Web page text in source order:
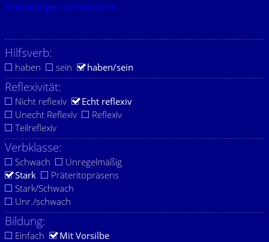
Einstellungen zurücksetzen.
Hilfsverb:
haben sein haben/sein
Reflexivität:
Nicht reflexiv
Echt reflexiv
Unecht Reflexiv
Reflexiv
Teilreflexiv
Verbklasse:
Schwach
Unregelmäßig
Stark
Präteritopräsens
Stark/Schwach
Unr./schwach
Bildung:
Einfach Mit Vorsilbe